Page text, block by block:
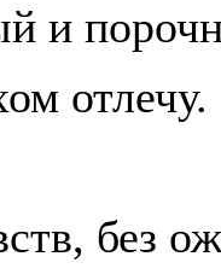
и
отлечу.
без